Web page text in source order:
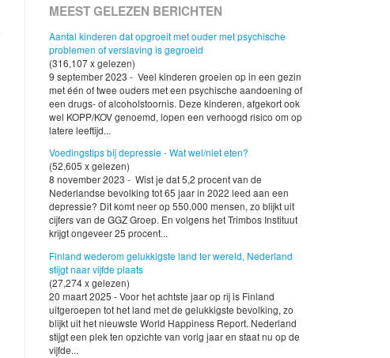
MEEST GELEZEN BERICHTEN
Aantal kinderen dat opgroeit met ouder met psychische
problemen of verslaving is gegroeid
(316,107 x gelezen)
9 september 2023 - Veel kinderen groeien op in een gezin
met één of twee ouders met een psychische aandoening of
een drugs- of alcoholstoornis. Deze kinderen, afgekort ook
wel KOPP/KOV genoemd, lopen een verhoogd risico om op
latere leeftijd...
Voedingstips bij depressie - Wat wel/niet eten?
(52,605 x gelezen)
8 november 2023 - Wist je dat 5,2 procent van de
Nederlandse bevolking tot 65 jaar in 2022 leed aan een
depressie? Dit komt neer op 550.000 mensen, zo blijkt uit
cijfers van de GGZ Groep. En volgens het Trimbos Instituut
krijgt ongeveer 25 procent...
Finland wederom gelukkigste land ter wereld, Nederland
stijgt naar vijfde plaats
(27,274 x gelezen)
20 maart 2025 - Voor het achtste jaar op rij is Finland
uitgeroepen tot het land met de gelukkigste bevolking, zo
blijkt uit het nieuwste World Happiness Report. Nederland
stijgt een plek ten opzichte van vorig jaar en staat nu op de
vijfde...